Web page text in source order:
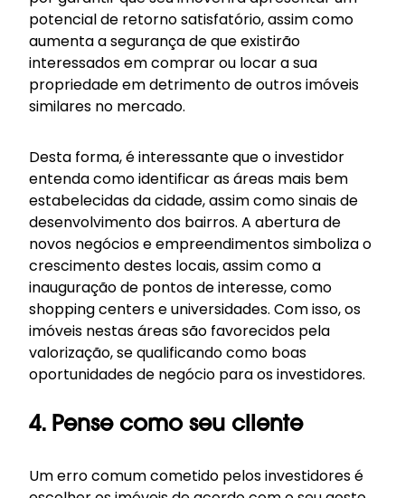
potencial de retorno satisfatório, assim como
aumenta a segurança de que existirão
interessados em comprar ou locar a sua
propriedade em detrimento de outros imóveis
similares no mercado.
Desta forma, é interessante que o investidor
entenda como identificar as áreas mais bem
estabelecidas da cidade, assim como sinais de
desenvolvimento dos bairros. A abertura de
novos negócios e empreendimentos simboliza o
crescimento destes locais, assim como a
inauguração de pontos de interesse, como
shopping centers e universidades. Com isso, os
imóveis nestas áreas são favorecidos pela
valorização, se qualificando como boas
oportunidades de negócio para os investidores.
4. Pense como seu cliente
Um erro comum cometido pelos investidores é